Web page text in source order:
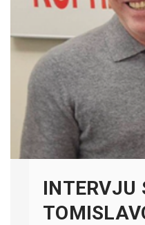
INTERVJU